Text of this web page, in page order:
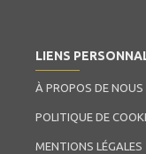
LIENS
À PROPOS DE NOUS
POLITIQUE DE
MENTIONS LÉGALES